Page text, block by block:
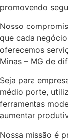
promovendo
Nosso
que cada
oferecemos
Minas – MG de
Seja para
médio porte,
ferramentas
aumentar
Nossa missão é